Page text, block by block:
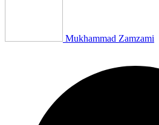
Mukhammad Zamzami